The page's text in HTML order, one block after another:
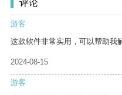
评论
游客
这款软件非常实用，可以帮助我
2024-08-15
游客